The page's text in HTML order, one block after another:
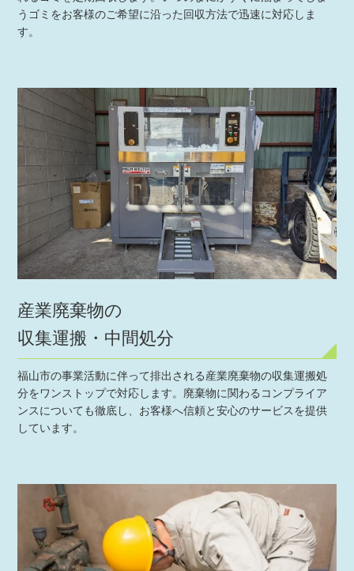
うゴミをお客様のご希望に沿った回収方法で迅速に対応しま
す。
産業廃棄物の
収集運搬・中間処分
福山市の事業活動に伴って排出される産業廃棄物の収集運搬処
分をワンストップで対応します。廃棄物に関わるコンプライア
ンスについても徹底し、お客様へ信頼と安心のサービスを提供
しています。